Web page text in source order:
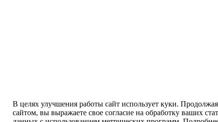
В целях улучшения работы сайт использует куки. Продолжая
сайтом, вы выражаете свое согласие на обработку ваших